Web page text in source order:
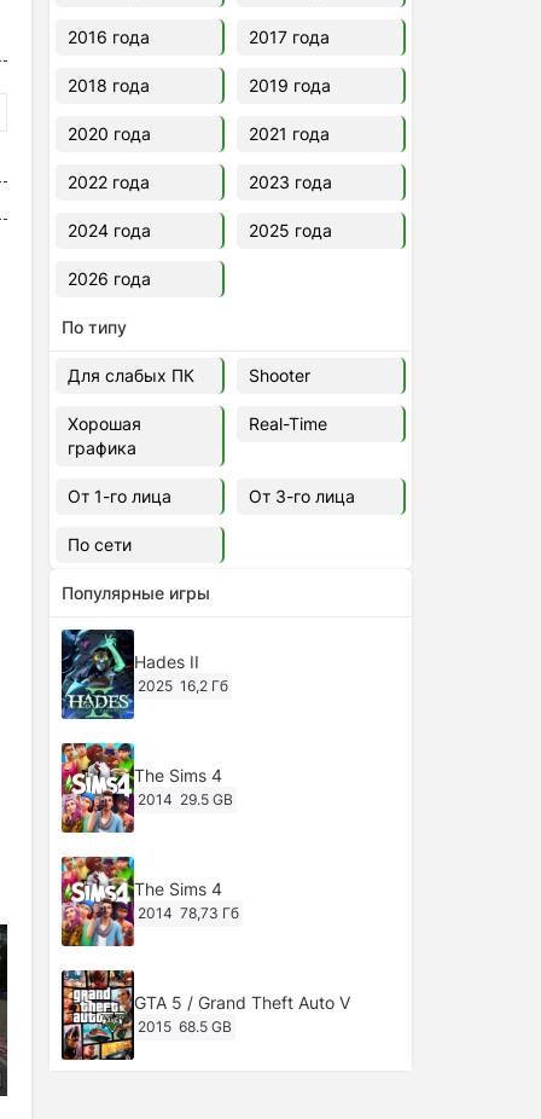
2016 года 2017 года
2018 года 2019 года
2020 года 2021 года
2022 года 2023 года
2024 года 2025 года
2026 года
По типу
Для слабых ПК Shooter
Хорошая
графика
Real-Time
От 1-го лица От 3-го лица
По сети
Популярные игры
Hades II
2025 16,2 Гб
The Sims 4
2014 29.5 GB
The Sims 4
2014 78,73 Гб
GTA 5 / Grand Theft Auto V
2015 68.5 GB